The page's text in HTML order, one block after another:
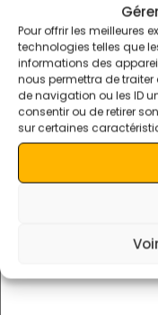
Pour offrir les meilleures
technologies telles que
informations des
nous permettra de
de navigation ou les ID
consentir ou de retirer
sur certaines
désert du Sahara,
du désert d’Agadir.
Combien de jours
Laisser Un
Votre adresse e-mail ne
obligatoires sont